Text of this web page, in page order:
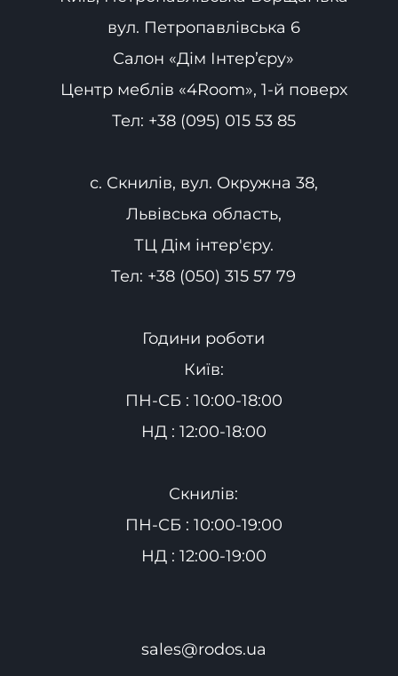
вул. Петропавлівська 6
Салон «Дім Інтер’єру»
Центр меблів «4Room», 1-й поверх
Тел: +38 (095) 015 53 85
с. Скнилів, вул. Окружна 38,
Львівська область,
ТЦ Дім інтер'єру.
Тел: +38 (050) 315 57 79
Години роботи
Київ:
ПН-СБ : 10:00-18:00
НД : 12:00-18:00
Скнилів:
ПН-СБ : 10:00-19:00
НД : 12:00-19:00
sales@rodos.ua